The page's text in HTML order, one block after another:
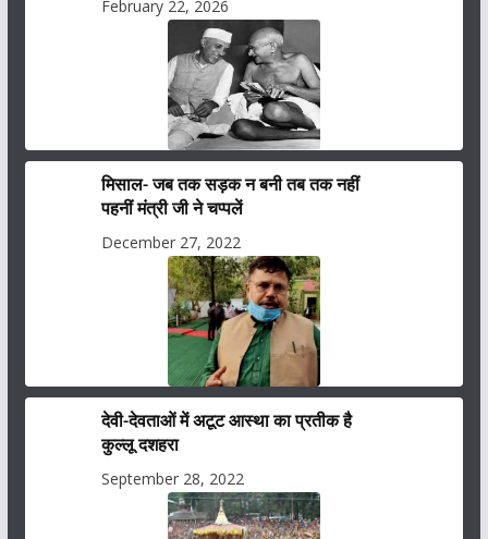
February 22, 2026
मिसाल- जब तक सड़क न बनी तब तक नहीं
पहनीं मंत्री जी ने चप्पलें
December 27, 2022
देवी-देवताओं में अटूट आस्था का प्रतीक है
कुल्लू दशहरा
September 28, 2022